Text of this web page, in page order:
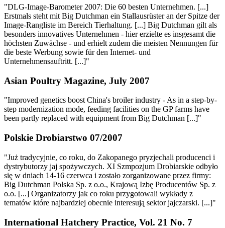
"DLG-Image-Barometer 2007: Die 60 besten Unternehmen. [...]
Erstmals steht mit Big Dutchman ein Stallausrüster an der Spitze der
Image-Rangliste im Bereich Tierhaltung. [...] Big Dutchman gilt als
besonders innovatives Unternehmen - hier erzielte es insgesamt die
höchsten Zuwächse - und erhielt zudem die meisten Nennungen für
die beste Werbung sowie für den Internet- und
Unternehmensauftritt. [...]"
Asian Poultry Magazine, July 2007
"Improved genetics boost China's broiler industry - As in a step-by-
step modernization mode, feeding facilities on the GP farms have
been partly replaced with equipment from Big Dutchman [...]"
Polskie Drobiarstwo 07/2007
"Już tradycyjnie, co roku, do Zakopanego pryzjechali producenci i
dystrybutorzy jaj spożywczych. XI Szmpozjum Drobiarskie odbyło
się w dniach 14-16 czerwca i zostało zorganizowane przez firmy:
Big Dutchman Polska Sp. z o.o., Krajową Izbę Producentów Sp. z
o.o. [...] Organizatorzy jak co roku przygotowali wykłady z
tematów które najbardziej obecnie interesują sektor jajczarski. [...]"
International Hatchery Practice, Vol. 21 No. 7